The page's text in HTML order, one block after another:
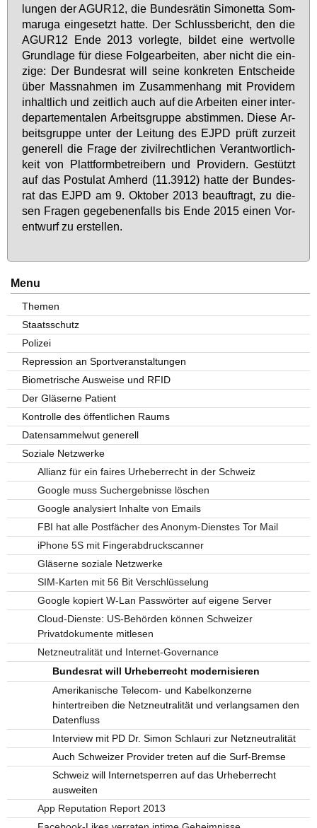
lun­gen der AGUR12, die Bun­des­rä­tin Si­mo­net­ta Som­
maru­ga ein­ge­setzt hat­te. Der Schluss­be­richt, den die
AGUR12 En­de 2013 vor­leg­te, bil­det ei­ne wert­vol­le
Grund­la­ge für die­se Fol­ge­ar­bei­ten, aber nicht die ein­
zi­ge: Der Bun­des­rat will sei­ne kon­kre­ten Ent­schei­de
über Mass­nah­men im Zu­sam­men­hang mit Pro­vi­dern
in­halt­lich und zeit­lich auch auf die Ar­bei­ten ei­ner in­ter­
de­par­te­men­ta­len Ar­beits­grup­pe ab­stim­men. Die­se Ar­
beits­grup­pe un­ter der Lei­tung des EJPD prüft zur­zeit
ge­ne­rell die Fra­ge der zi­vil­recht­li­chen Ver­ant­wort­lich­
keit von Platt­form­be­trei­bern und Pro­vi­dern. Ge­stützt
auf das Pos­tu­lat Am­herd (11.3912) hat­te der Bun­des­
rat das EJPD am 9. Ok­to­ber 2013 be­auf­tragt, zu die­
sen Fra­gen ge­ge­be­nen­falls bis En­de 2015 ei­nen Vor­
ent­wurf zu er­stel­len.
Menu
Themen
Staatsschutz
Polizei
Repression an Sportveranstaltungen
Biometrische Ausweise und RFID
Der Gläserne Patient
Kontrolle des öffentlichen Raums
Datensammelwut generell
Soziale Netzwerke
Allianz für ein faires Urheberrecht in der Schweiz
Google muss Suchergebnisse löschen
Google analysiert Inhalte von Emails
FBI hat alle Postfächer des Anonym-Dienstes Tor Mail
iPhone 5S mit Fingerabdruckscanner
Gläserne soziale Netzwerke
SIM-Karten mit 56 Bit Verschlüsselung
Google kopiert W-Lan Passwörter auf eigene Server
Cloud-Dienste: US-Behörden können Schweizer
Privatdokumente mitlesen
Netzneutralität und Internet-Governance
Bundesrat will Urheberrecht modernisieren
Amerikanische Telecom- und Kabelkonzerne
hintertreiben die Netzneutralität und verlangsamen den
Datenfluss
Interview mit PD Dr. Simon Schlauri zur Netzneutralität
Auch Schweizer Provider treten auf die Surf-Bremse
Schweiz will Internetsperren auf das Urheberrecht
ausweiten
App Reputation Report 2013